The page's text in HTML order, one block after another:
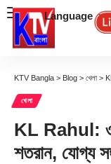
Language
KTV Bangla > Blog > খেলা >
খেলা
KL Rahul:
শতরান, যোগ্য